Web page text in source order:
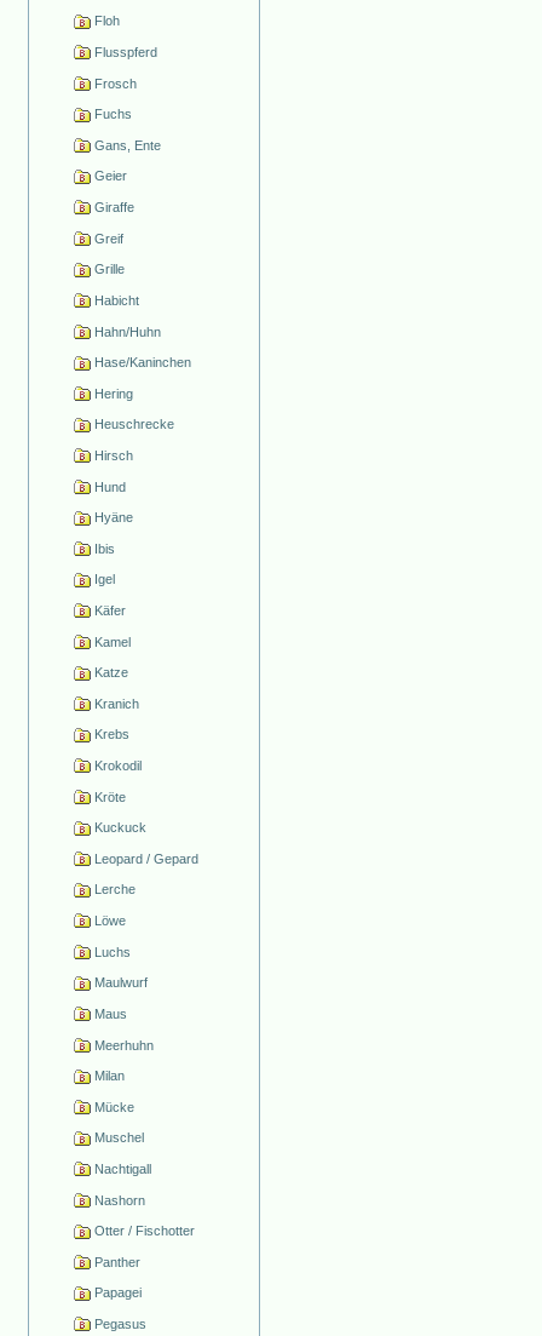
Floh
Flusspferd
Frosch
Fuchs
Gans, Ente
Geier
Giraffe
Greif
Grille
Habicht
Hahn/Huhn
Hase/Kaninchen
Hering
Heuschrecke
Hirsch
Hund
Hyäne
Ibis
Igel
Käfer
Kamel
Katze
Kranich
Krebs
Krokodil
Kröte
Kuckuck
Leopard / Gepard
Lerche
Löwe
Luchs
Maulwurf
Maus
Meerhuhn
Milan
Mücke
Muschel
Nachtigall
Nashorn
Otter / Fischotter
Panther
Papagei
Pegasus